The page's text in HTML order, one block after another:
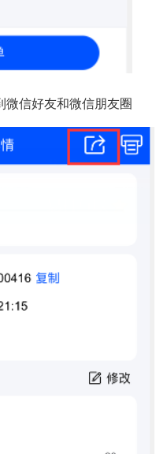
微信好友和微信朋友圈